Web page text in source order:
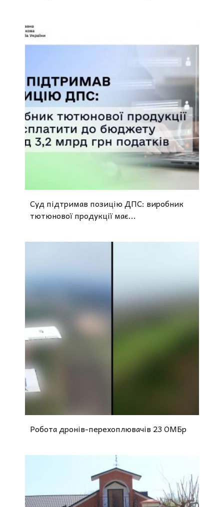
Суд підтримав позицію ДПС: виробник
тютюнової продукції має...
Робота дронів-перехоплювачів 23 ОМБр